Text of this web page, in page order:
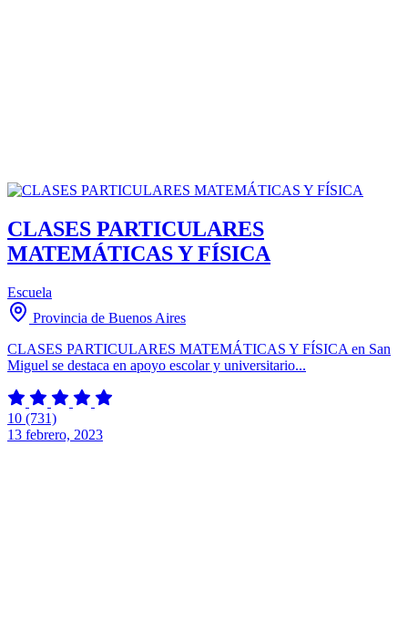
CLASES PARTICULARES
MATEMÁTICAS Y FÍSICA
Escuela
Provincia de Buenos Aires
CLASES PARTICULARES MATEMÁTICAS Y FÍSICA en San
Miguel se destaca en apoyo escolar y universitario...
10 (731)
13 febrero, 2023